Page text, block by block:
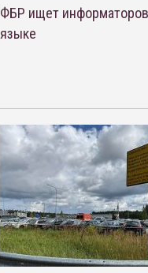
ФБР ищет
языке